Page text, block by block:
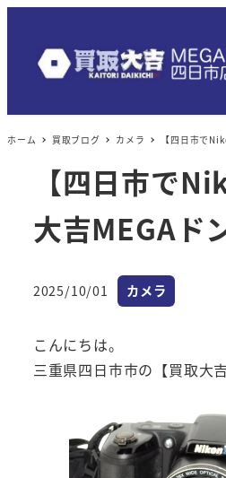
ホーム 買取ブログ カメラ 【四日市で
【四日市で
大吉MEGAド
投稿日
2025/10/01 カテゴリー
カメラ
こんにちは。
三重県四日市市の【買取大